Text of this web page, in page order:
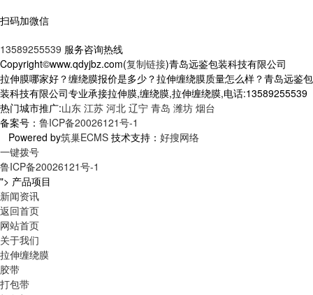
扫码加微信
13589255539 服务咨询热线
Copyright©www.qdyjbz.com(复制链接)青岛远鉴包装科技有限公司
拉伸膜哪家好？缠绕膜报价是多少？拉伸缠绕膜质量怎么样？青岛远鉴包
装科技有限公司专业承接拉伸膜,缠绕膜,拉伸缠绕膜,电话:13589255539
热门城市推广:山东 江苏 河北 辽宁 青岛 潍坊 烟台
备案号： 鲁ICP备20026121号-1
Powered by筑巢ECMS 技术支持： 好搜网络
一键拨号
鲁ICP备20026121号-1
"> 产品项目
新闻资讯
返回首页
网站首页
关于我们
拉伸缠绕膜
胶带
打包带